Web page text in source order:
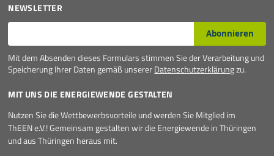
NEWSLETTER
E-Mail* Abonnieren
Mit dem Absenden dieses Formulars stimmen Sie der Verarbeitung und
Speicherung Ihrer Daten gemäß unsererDatenschutzerklärungzu.
MIT UNS DIE ENERGIEWENDE GESTALTEN
Nutzen Sie die Wettbewerbsvorteile und werden Sie Mitglied im
ThEEN e.V.! Gemeinsam gestalten wir die Energiewende in Thüringen
und aus Thüringen heraus mit.